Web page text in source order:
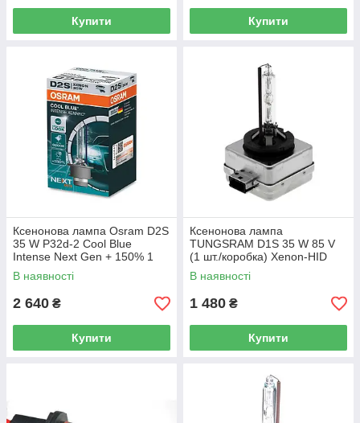
Купити Купити
Ксенонова лампа Osram D2S
35 W P32d-2 Cool Blue
Intense Next Gen + 150% 1
лампа (66240CBN)
В наявності
2 640 ₴
Купити
Ксенонова лампа
TUNGSRAM D1S 35 W 85 V
(1 шт./коробка) Xenon-HID
В наявності
1 480 ₴
Купити